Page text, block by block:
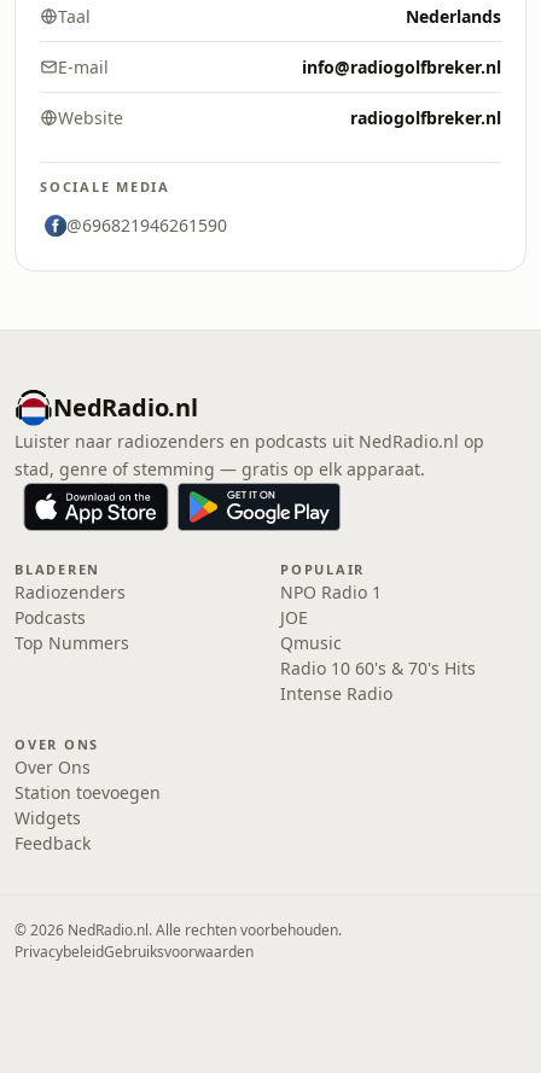
Taal Nederlands
E-mail info@radiogolfbreker.nl
Website radiogolfbreker.nl
SOCIALE MEDIA
@696821946261590
NedRadio.nl
Luister naar radiozenders en podcasts uit NedRadio.nl op
stad, genre of stemming — gratis op elk apparaat.
BLADEREN
Radiozenders
Podcasts
Top Nummers
POPULAIR
NPO Radio 1
JOE
Qmusic
Radio 10 60's & 70's Hits
Intense Radio
OVER ONS
Over Ons
Station toevoegen
Widgets
Feedback
© 2026 NedRadio.nl. Alle rechten voorbehouden.
PrivacybeleidGebruiksvoorwaarden